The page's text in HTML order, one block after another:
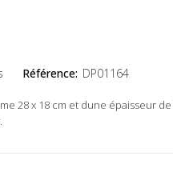
Référence: DP01164
28 x 18 cm et dune épaisseur